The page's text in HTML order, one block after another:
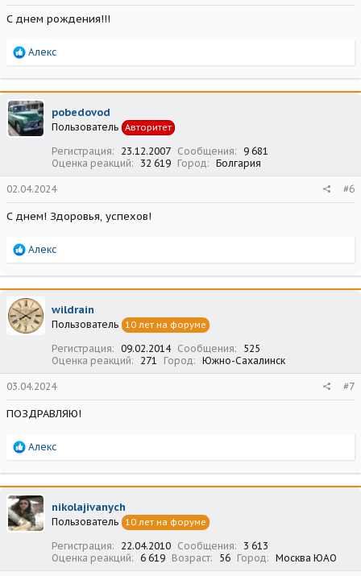
С днем рождения!!!
Р
а
к
ц
и
и
Алекс
pobedovod
Пользователь Авторитет
Регистрация 23.12.2007 Сообщения
9 681
Оценка реакций
32 619 Город Болгария
02.04.2024 #6
С днем! Здоровья, успехов!
Р
а
к
ц
и
и
Алекс
wildrain
Пользователь 10 лет на форуме
Регистрация 09.02.2014 Сообщения
525
Оценка реакций
271 Город Южно-Сахалинск
03.04.2024 #7
ПОЗДРАВЛЯЮ!
Р
а
к
ц
и
и
Алекс
nikolajivanych
Пользователь 10 лет на форуме
Регистрация 22.04.2010 Сообщения
3 613
Оценка реакций
6 619 Возраст 56 Город Москва ЮАО